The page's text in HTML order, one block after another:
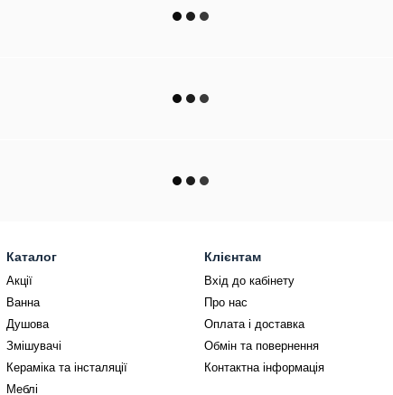
Каталог
Акції
Ванна
Душова
Змішувачі
Кераміка та інсталяції
Меблі
Клієнтам
Вхід до кабінету
Про нас
Оплата і доставка
Обмін та повернення
Контактна інформація